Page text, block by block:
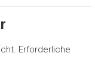
Erforderliche